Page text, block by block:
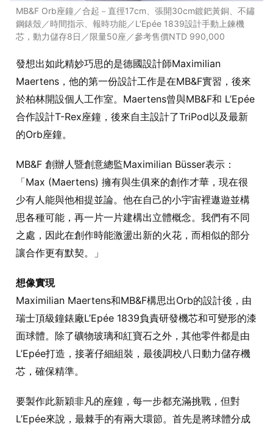
MB&F Orb座鐘／合起－直徑17cm、張開30cm鍍鈀黃銅、不鏽
鋼錶殼／時間指示、報時功能／L’Epée 1839設計手動上鍊機
芯，動力儲存8日／限量50座／參考售價NTD 990,000
發想出如此精妙巧思的是德國設計師Maximilian
Maertens，他的第一份設計工作是在MB&F實習，後來
於柏林開設個人工作室。Maertens曾與MB&F和 L’Epée
合作設計T-Rex座鐘，後來自主設計了TriPod以及最新
的Orb座鐘。
MB&F 創辦人暨創意總監Maximilian Büsser表示：
「Max (Maertens) 擁有與生俱來的創作才華，現在很
少有人能與他相提並論。他在自己的小宇宙裡遨遊並構
思各種可能，再一片一片建構出立體概念。我們有不同
之處，因此在創作時能激盪出新的火花，而相似的部分
讓合作更有默契。」
想像實現
Maximilian Maertens和MB&F構思出Orb的設計後，由
瑞士頂級鐘錶廠L’Epée 1839負責研發機芯和可變形的漆
面球體。除了礦物玻璃和紅寶石之外，其他零件都是由
L’Epée打造，接著仔細組裝，最後調校八日動力儲存機
芯，確保精準。
要製作此新穎非凡的座鐘，每一步都充滿挑戰，但對
L’Epée來說，最棘手的有兩大環節。首先是將球體分成